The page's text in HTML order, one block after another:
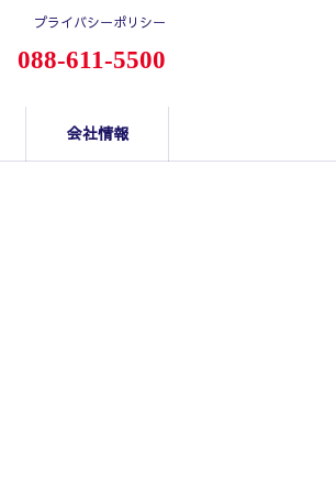
088-611-5500
会社情報
プライバシーポリシー